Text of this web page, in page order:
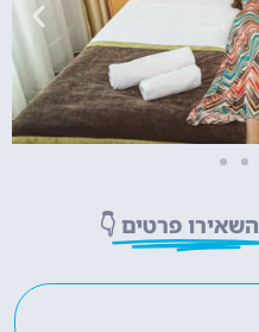
השאירו פרטים 👇